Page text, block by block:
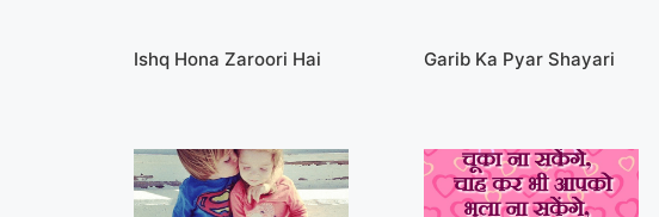
Ishq Hona Zaroori Hai Garib Ka Pyar Shayari